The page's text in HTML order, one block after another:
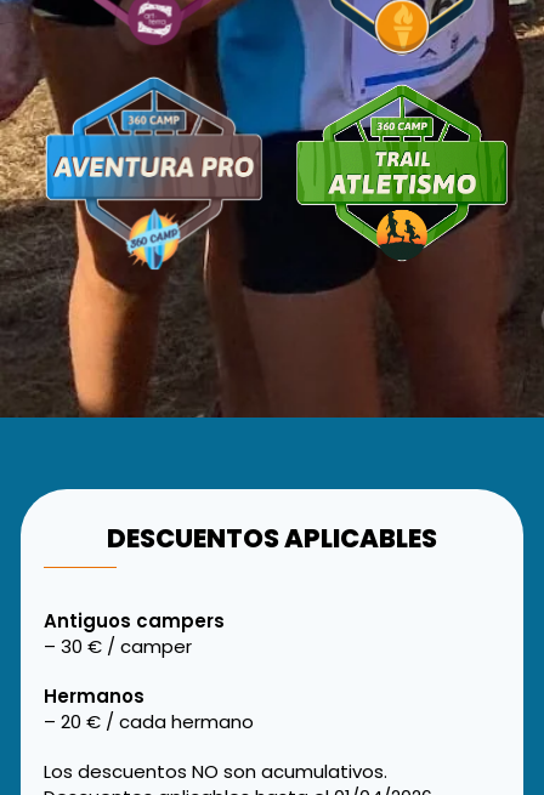
DESCUENTOS APLICABLES
Antiguos campers
– 30 € / camper
Hermanos
– 20 € / cada hermano
Los descuentos NO son acumulativos.